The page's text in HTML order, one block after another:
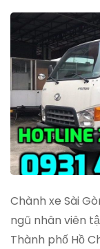
Chành xe Sài
ngũ nhân viên
Thành phố Hồ